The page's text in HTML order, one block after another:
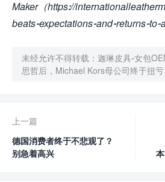
Maker（https://
beats-expectations-and-returns-to-
未经允许不得转载： 迦琳皮具-女包
思哲后，Michael Kors母公司终于扭亏
上一篇
德国消费者终于不悲观了？
别急着高兴